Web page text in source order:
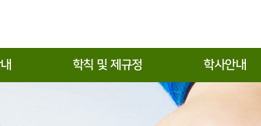
학칙 및 제규정 학사안내
학사일정